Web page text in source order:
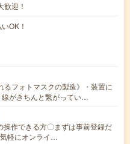
迎！
OK！
るフォトマスクの製造》・装置に
がきちんと繋がってい…
作できる方〇まずは事前登録だ
軽にオンライ…